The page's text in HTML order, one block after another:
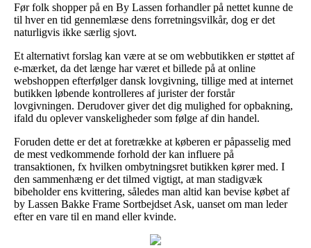
Før folk shopper på en By Lassen forhandler på nettet kunne de
til hver en tid gennemlæse dens forretningsvilkår, dog er det
naturligvis ikke særlig sjovt.
Et alternativt forslag kan være at se om webbutikken er støttet af
e-mærket, da det længe har været et billede på at online
webshoppen efterfølger dansk lovgivning, tillige med at internet
butikken løbende kontrolleres af jurister der forstår
lovgivningen. Derudover giver det dig mulighed for opbakning,
ifald du oplever vanskeligheder som følge af din handel.
Foruden dette er det at foretrække at køberen er påpasselig med
de mest vedkommende forhold der kan influere på
transaktionen, fx hvilken ombytningsret butikken kører med. I
den sammenhæng er det tilmed vigtigt, at man stadigvæk
bibeholder ens kvittering, således man altid kan bevise købet af
by Lassen Bakke Frame Sortbejdset Ask, uanset om man leder
efter en vare til en mand eller kvinde.